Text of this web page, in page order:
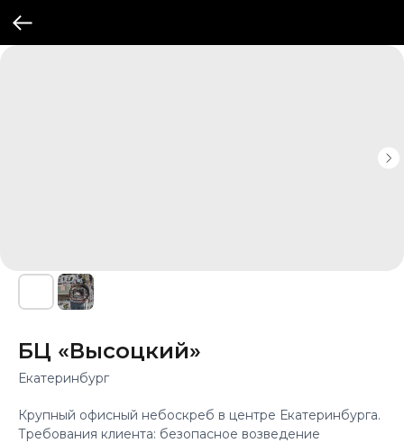
БЦ «Высоцкий»
Екатеринбург
Крупный офисный небоскреб в центре Екатеринбурга.
Требования клиента: безопасное возведение